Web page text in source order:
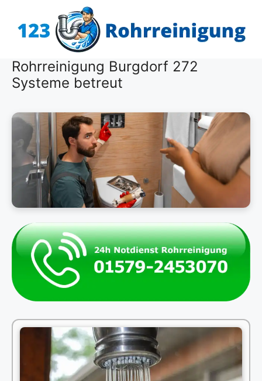
Inhalt
Rohrreinigung Burgdorf 272
Systeme betreut